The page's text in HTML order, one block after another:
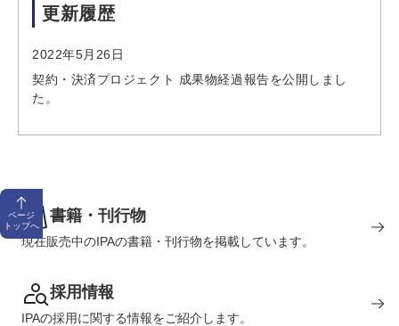
更新履歴
2022年5月26日
契約・決済プロジェクト 成果物経過報告を公開しまし
た。
ページ
トップへ
書籍・刊行物
現在販売中のIPAの書籍・刊行物を掲載しています。
採用情報
IPAの採用に関する情報をご紹介します。